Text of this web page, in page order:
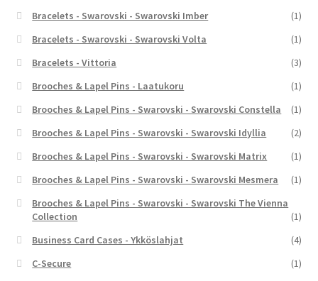
Bracelets - Swarovski - Swarovski Imber
(1)
Bracelets - Swarovski - Swarovski Volta
(1)
Bracelets - Vittoria
(3)
Brooches & Lapel Pins - Laatukoru
(1)
Brooches & Lapel Pins - Swarovski - Swarovski Constella
(1)
Brooches & Lapel Pins - Swarovski - Swarovski Idyllia
(2)
Brooches & Lapel Pins - Swarovski - Swarovski Matrix
(1)
Brooches & Lapel Pins - Swarovski - Swarovski Mesmera
(1)
Brooches & Lapel Pins - Swarovski - Swarovski The Vienna
Collection
(1)
Business Card Cases - Ykköslahjat
(4)
C-Secure
(1)